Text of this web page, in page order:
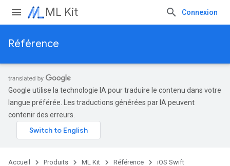
ML Kit Connexion
Référence
Google utilise la technologie IA pour traduire le contenu dans votre
langue préférée. Les traductions générées par IA peuvent
contenir des erreurs.
Accueil Produits ML Kit Référence iOS Swift